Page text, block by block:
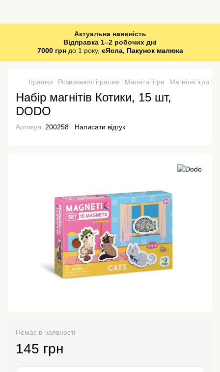
Актуальна наявність
Відправка 1–2 робочих дні
7000 грндо 1 року, єЯсла, Пакунок малюка
Іграшки Розвиваючі іграшки Магнітні ігри Магнітні ігри
Набір магнітів Котики, 15 шт,
DODO
Артикул: 200258 Написати відгук
Немає в наявності
145 грн